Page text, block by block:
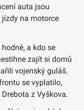
auta jsou
na motorce
a kdo se
zajít si domů
vojenský guláš.
se vyplatilo,
z Vyškova.